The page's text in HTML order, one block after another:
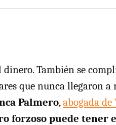
También se
que nunca llegaron a
Palmero,abogada de
forzoso puede tener